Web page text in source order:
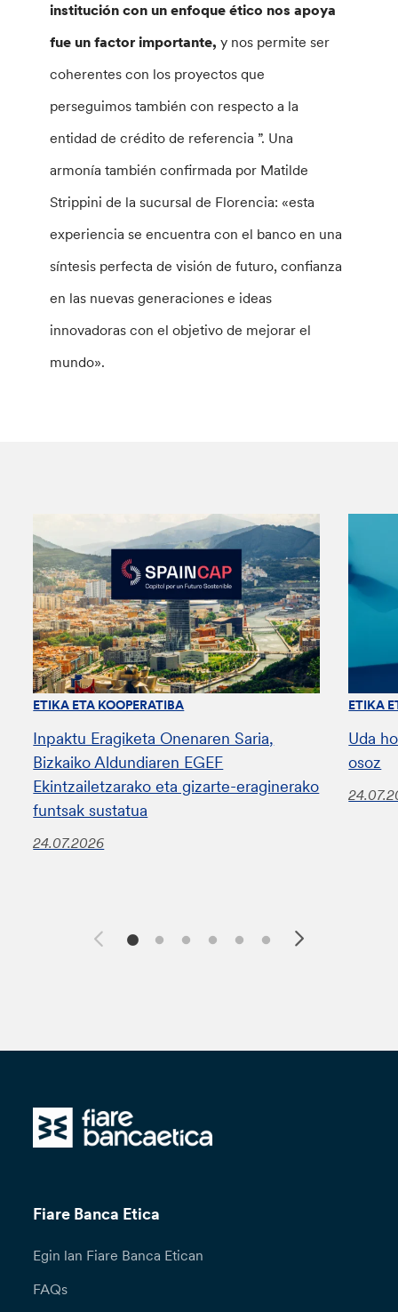
institución con un enfoque ético nos apoya
fue un factor importante, y nos permite ser
coherentes con los proyectos que
perseguimos también con respecto a la
entidad de crédito de referencia ”. Una
armonía también confirmada por Matilde
Strippini de la sucursal de Florencia: «esta
experiencia se encuentra con el banco en una
síntesis perfecta de visión de futuro, confianza
en las nuevas generaciones e ideas
innovadoras con el objetivo de mejorar el
mundo».
ETIKA ETA KOOPERATIBA
Inpaktu Eragiketa Onenaren Saria,
Bizkaiko Aldundiaren EGEF
Ekintzailetzarako eta gizarte-eraginerako
funtsak sustatua
24.07.2026
ETIKA
Uda
osoz
Fiare Banca Etica
Egin lan Fiare Banca Etican
FAQs